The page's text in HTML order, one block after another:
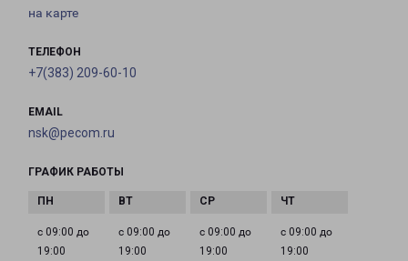
на карте
ТЕЛЕФОН
+7(383) 209-60-10
EMAIL
nsk@pecom.ru
ГРАФИК РАБОТЫ
с 09:00 до
19:00
с 09:00 до
19:00
с 09:00 до
19:00
с 09:00 до
19:00